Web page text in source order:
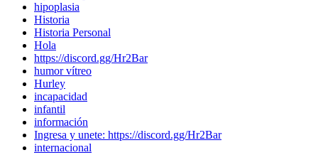
hipoplasia
Historia
Historia Personal
Hola
https://discord.gg/Hr2Bar
humor vítreo
Hurley
incapacidad
infantil
información
Ingresa y unete: https://discord.gg/Hr2Bar
internacional